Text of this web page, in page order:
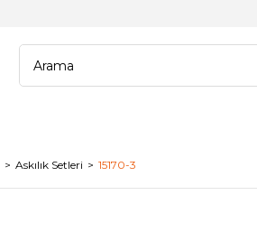
Askılık Setleri 15170-3